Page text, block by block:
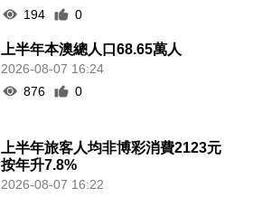
194
0
上半年本澳總人口68.65萬人
2026-08-07 16:24
876
0
上半年旅客人均非博彩消費2123元
按年升7.8%
2026-08-07 16:22